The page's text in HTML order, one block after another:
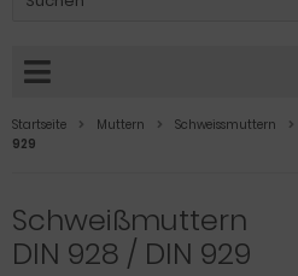
Startseite Muttern Schweissmuttern
929
Schweißmuttern
DIN 928 / DIN 929